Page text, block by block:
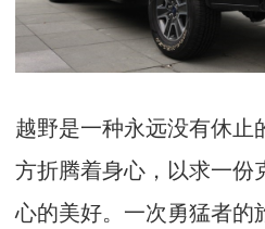
越野是一种永远没有休
方折腾着身心，以求一份
心的美好。一次勇猛者的